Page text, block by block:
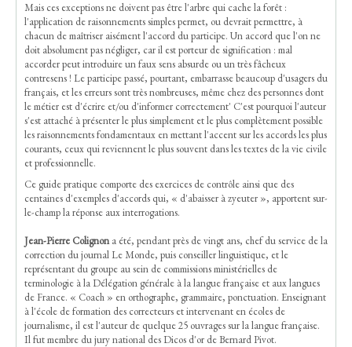
Mais ces exceptions ne doivent pas être l'arbre qui cache la forêt :
l'application de raisonnements simples permet, ou devrait permettre, à
chacun de maîtriser aisément l'accord du participe. Un accord que l'on ne
doit absolument pas négliger, car il est porteur de signification : mal
accorder peut introduire un faux sens absurde ou un très fâcheux
contresens ! Le participe passé, pourtant, embarrasse beaucoup d'usagers du
français, et les erreurs sont très nombreuses, même chez des personnes dont
le métier est d'écrire et/ou d'informer correctement' C'est pourquoi l'auteur
s'est attaché à présenter le plus simplement et le plus complètement possible
les raisonnements fondamentaux en mettant l'accent sur les accords les plus
courants, ceux qui reviennent le plus souvent dans les textes de la vie civile
et professionnelle.
Ce guide pratique comporte des exercices de contrôle ainsi que des
centaines d'exemples d'accords qui, « d'abaisser à zyeuter », apportent sur-
le-champ la réponse aux interrogations.
Jean-Pierre Colignona été, pendant près de vingt ans, chef du service de la
correction du journal Le Monde, puis conseiller linguistique, et le
représentant du groupe au sein de commissions ministérielles de
terminologie à la Délégation générale à la langue française et aux langues
de France. « Coach » en orthographe, grammaire, ponctuation. Enseignant
à l'école de formation des correcteurs et intervenant en écoles de
journalisme, il est l'auteur de quelque 25 ouvrages sur la langue française.
Il fut membre du jury national des Dicos d'or de Bernard Pivot.